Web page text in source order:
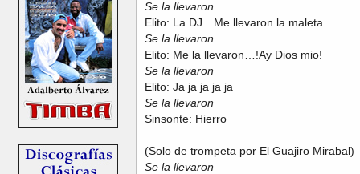
Se la llevaron
Elito: La DJ…Me llevaron la maleta
Se la llevaron
Elito: Me la llevaron…!Ay Dios mio!
Se la llevaron
Elito: Ja ja ja ja ja
Se la llevaron
Sinsonte: Hierro
(Solo de trompeta por El Guajiro Mirabal)
Se la llevaron